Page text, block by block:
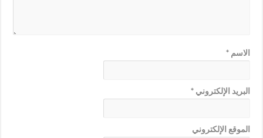
الاسم*
البريد الإلكتروني*
الموقع الإلكتروني